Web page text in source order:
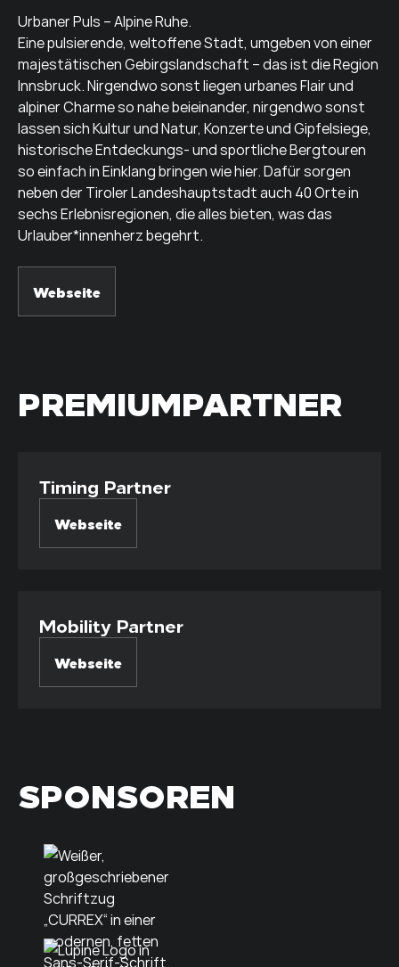
Urbaner Puls – Alpine Ruhe.
Eine pulsierende, weltoffene Stadt, umgeben von einer
majestätischen Gebirgslandschaft – das ist die Region
Innsbruck. Nirgendwo sonst liegen urbanes Flair und
alpiner Charme so nahe beieinander, nirgendwo sonst
lassen sich Kultur und Natur, Konzerte und Gipfelsiege,
historische Entdeckungs- und sportliche Bergtouren
so einfach in Einklang bringen wie hier. Dafür sorgen
neben der Tiroler Landeshauptstadt auch 40 Orte in
sechs Erlebnisregionen, die alles bieten, was das
Urlauber*innenherz begehrt.
Webseite
PREMIUMPARTNER
Timing Partner
Webseite
Mobility Partner
Webseite
SPONSOREN